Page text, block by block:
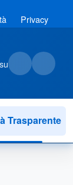
Privacy
Trasparente